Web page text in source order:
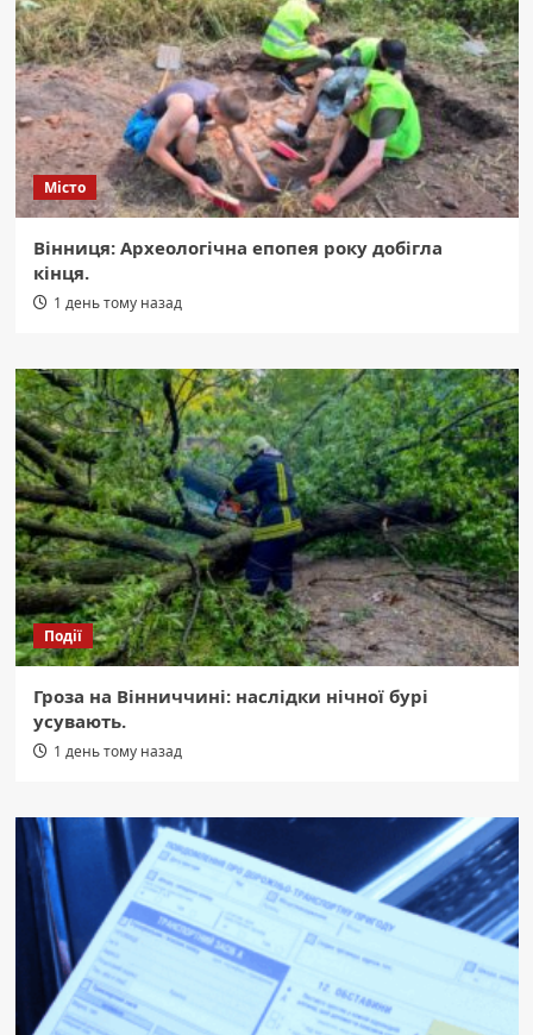
Місто
Вінниця: Археологічна епопея року добігла
кінця.
1 день тому назад
Події
Гроза на Вінниччині: наслідки нічної бурі
усувають.
1 день тому назад